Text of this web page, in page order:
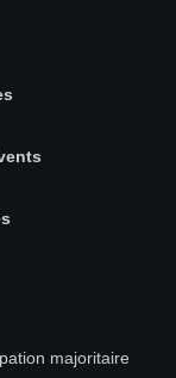
majoritaire